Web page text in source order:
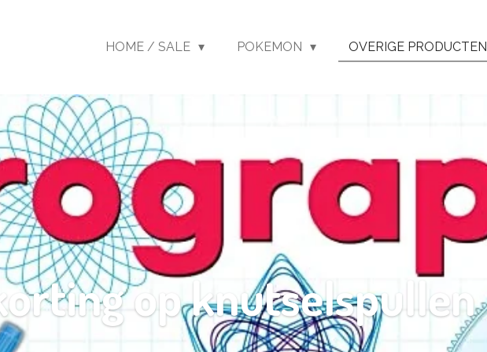
HOME / SALE POKEMON OVERIGE PRODUCTEN
op knutselspullen